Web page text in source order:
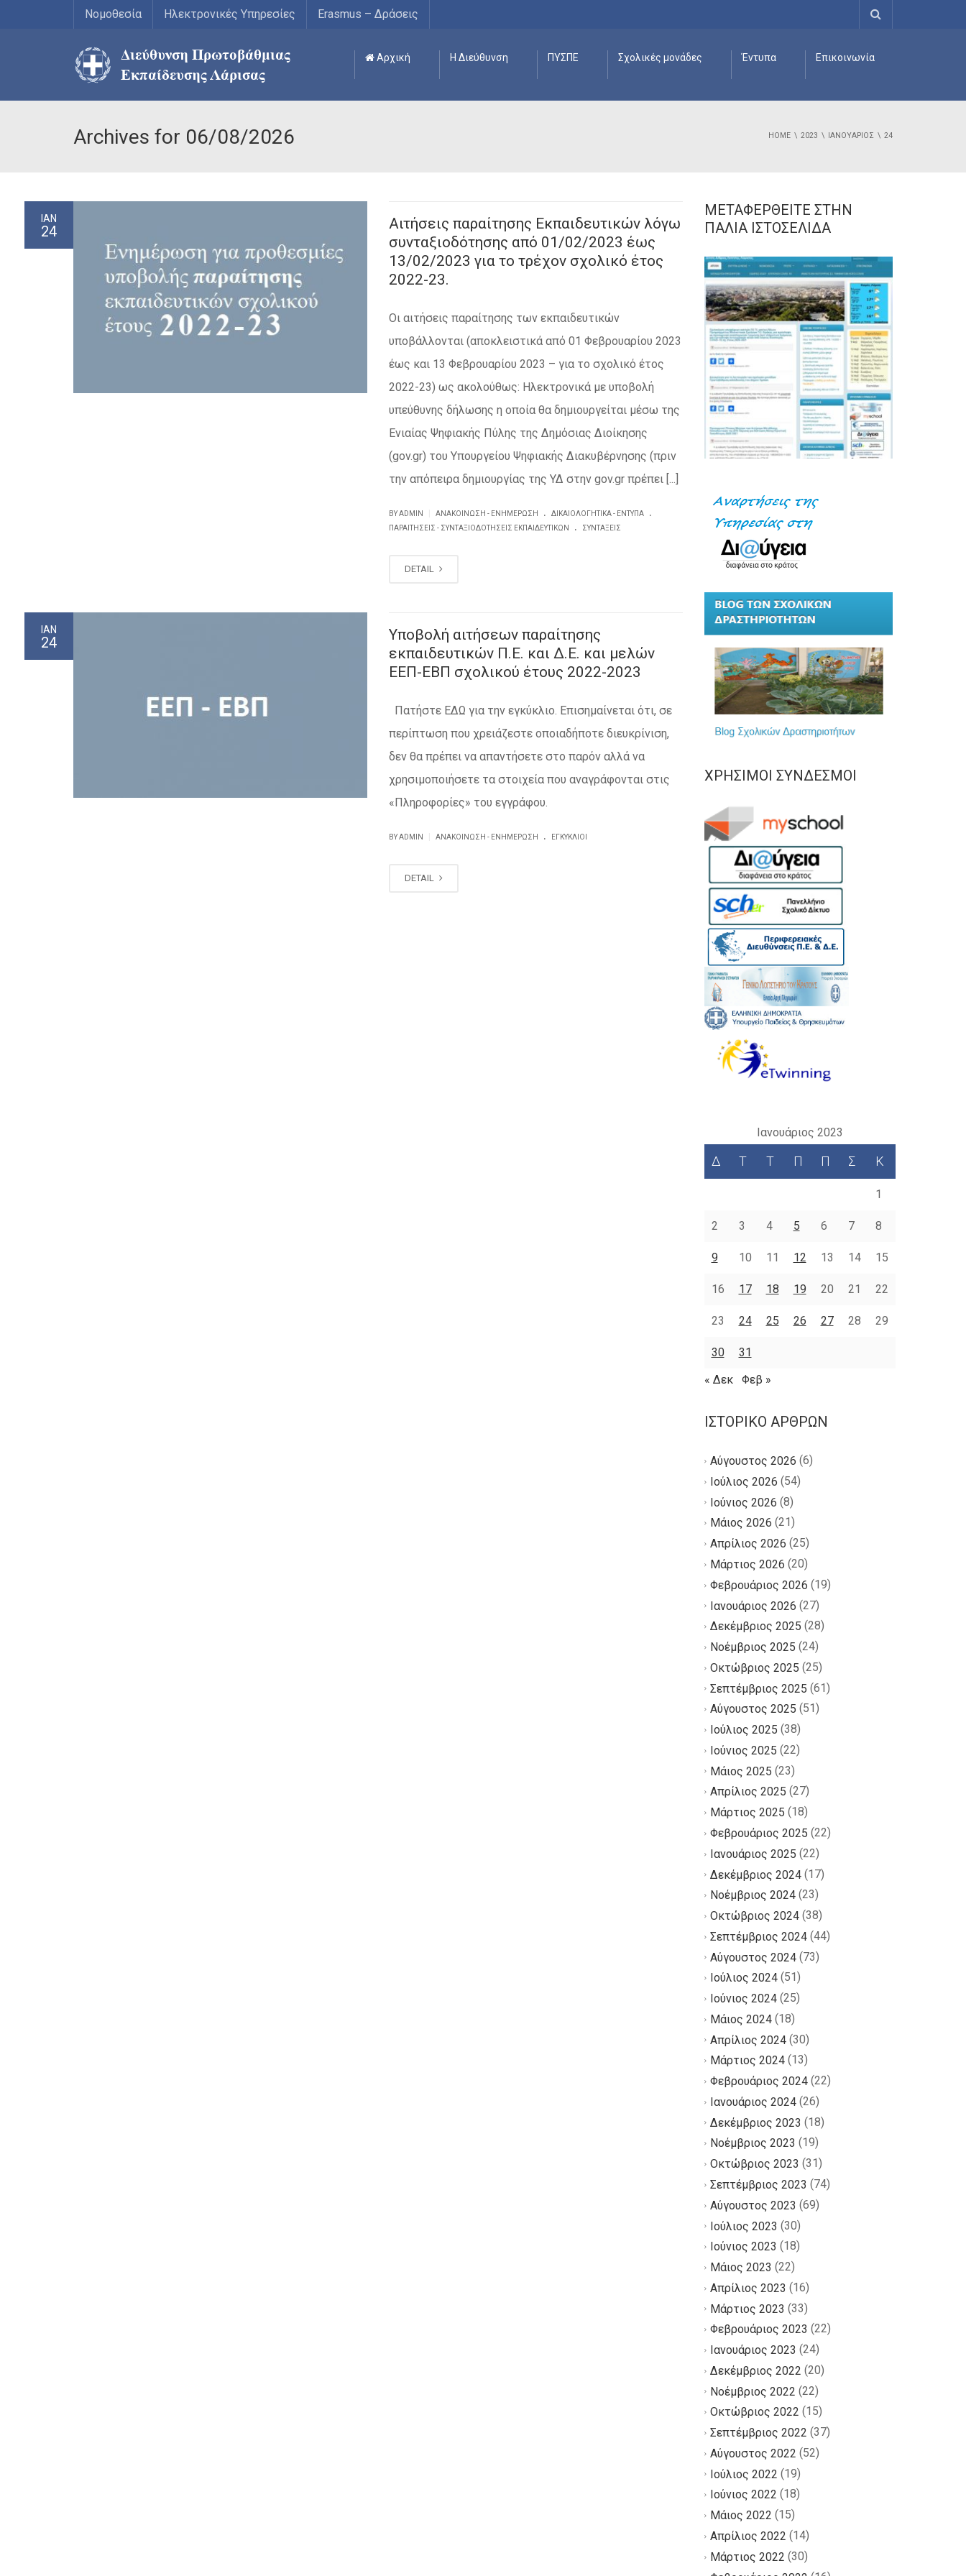
Νομοθεσία Ηλεκτρονικές Υπηρεσίες Erasmus – Δράσεις
Αρχική Η Διεύθυνση ΠΥΣΠΕ Σχολικές μονάδες Έντυπα Επικοινωνία
Archives for 06/08/2026 HOME 2023 ΙΑΝΟΥΆΡΙΟΣ 24
ΙΑΝ
24
Αιτήσεις παραίτησης Εκπαιδευτικών λόγω
συνταξιοδότησης από 01/02/2023 έως
13/02/2023 για το τρέχον σχολικό έτος
2022-23.
Oι αιτήσεις παραίτησης των εκπαιδευτικών
υποβάλλονται (αποκλειστικά από 01 Φεβρουαρίου 2023
έως και 13 Φεβρουαρίου 2023 – για το σχολικό έτος
2022-23) ως ακολούθως: Ηλεκτρονικά με υποβολή
υπεύθυνης δήλωσης η οποία θα δημιουργείται μέσω της
Ενιαίας Ψηφιακής Πύλης της Δημόσιας Διοίκησης
(gov.gr) του Υπουργείου Ψηφιακής Διακυβέρνησης (πριν
την απόπειρα δημιουργίας της ΥΔ στην gov.gr πρέπει [...]
BY ADMIN ΑΝΑΚΟΊΝΩΣΗ - ΕΝΗΜΈΡΩΣΗ . ΔΙΚΑΙΟΛΟΓΗΤΙΚΆ - ΈΝΤΥΠΑ .
ΠΑΡΑΙΤΉΣΕΙΣ - ΣΥΝΤΑΞΙΟΔΟΤΉΣΕΙΣ ΕΚΠΑΙΔΕΥΤΙΚΏΝ . ΣΥΝΤΆΞΕΙΣ
DETAIL
ΙΑΝ
24
Υποβολή αιτήσεων παραίτησης
εκπαιδευτικών Π.Ε. και Δ.Ε. και μελών
ΕΕΠ-ΕΒΠ σχολικού έτους 2022-2023
Πατήστε ΕΔΩ για την εγκύκλιο. Επισημαίνεται ότι, σε
περίπτωση που χρειάζεστε οποιαδήποτε διευκρίνιση,
δεν θα πρέπει να απαντήσετε στο παρόν αλλά να
χρησιμοποιήσετε τα στοιχεία που αναγράφονται στις
«Πληροφορίες» του εγγράφου.
BY ADMIN ΑΝΑΚΟΊΝΩΣΗ - ΕΝΗΜΈΡΩΣΗ . ΕΓΚΎΚΛΙΟΙ
DETAIL
ΜΕΤΑΦΕΡΘΕΊΤΕ ΣΤΗΝ
ΠΑΛΙΆ ΙΣΤΟΣΕΛΊΔΑ
ΧΡΉΣΙΜΟΙ ΣΎΝΔΕΣΜΟΙ
Ιανουάριος 2023
Δ Τ Τ Π Π Σ Κ
1
2 3 4 5 6 7 8
9 10 11 12 13 14 15
16 17 18 19 20 21 22
23 24 25 26 27 28 29
30
31
« Δεκ
Φεβ »
ΙΣΤΟΡΙΚΌ ΆΡΘΡΩΝ
Αύγουστος 2026 (6)
Ιούλιος 2026 (54)
Ιούνιος 2026 (8)
Μάιος 2026 (21)
Απρίλιος 2026 (25)
Μάρτιος 2026 (20)
Φεβρουάριος 2026 (19)
Ιανουάριος 2026 (27)
Δεκέμβριος 2025 (28)
Νοέμβριος 2025 (24)
Οκτώβριος 2025 (25)
Σεπτέμβριος 2025 (61)
Αύγουστος 2025 (51)
Ιούλιος 2025 (38)
Ιούνιος 2025 (22)
Μάιος 2025 (23)
Απρίλιος 2025 (27)
Μάρτιος 2025 (18)
Φεβρουάριος 2025 (22)
Ιανουάριος 2025 (22)
Δεκέμβριος 2024(17)
Νοέμβριος 2024(23)
Οκτώβριος 2024(38)
Σεπτέμβριος 2024(44)
Αύγουστος 2024(73)
Ιούλιος 2024(51)
Ιούνιος 2024(25)
Μάιος 2024(18)
Απρίλιος 2024(30)
Μάρτιος 2024(13)
Φεβρουάριος 2024(22)
Ιανουάριος 2024(26)
Δεκέμβριος 2023 (18)
Νοέμβριος 2023 (19)
Οκτώβριος 2023 (31)
Σεπτέμβριος 2023 (74)
Αύγουστος 2023 (69)
Ιούλιος 2023 (30)
Ιούνιος 2023 (18)
Μάιος 2023 (22)
Απρίλιος 2023 (16)
Μάρτιος 2023 (33)
Φεβρουάριος 2023 (22)
Ιανουάριος 2023 (24)
Δεκέμβριος 2022 (20)
Νοέμβριος 2022 (22)
Οκτώβριος 2022 (15)
Σεπτέμβριος 2022 (37)
Αύγουστος 2022 (52)
Ιούλιος 2022 (19)
Ιούνιος 2022 (18)
Μάιος 2022 (15)
Απρίλιος 2022 (14)
Μάρτιος 2022 (30)